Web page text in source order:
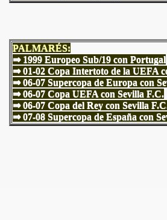
PALMARÉS:
⇒ 1999 Europeo Sub/19 con Portugal
⇒ 01-02 Copa Intertoto de la UEFA
⇒ 06-07 Supercopa de Europa con
⇒ 06-07 Copa UEFA con Sevilla F.C.
⇒ 06-07 Copa del Rey con Sevilla
⇒ 07-08 Supercopa de España con